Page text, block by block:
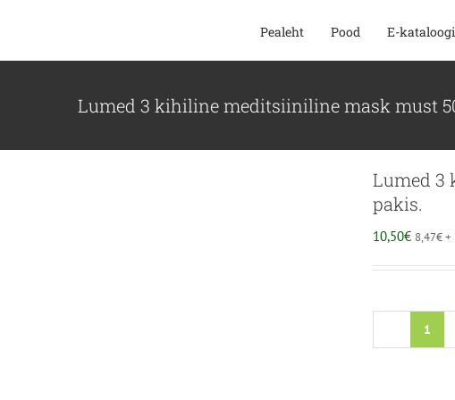
Pealeht Pood E-
Lumed 3 kihiline meditsiiniline mask must
Lumed 3
pakis.
10,50€ 8,47€+